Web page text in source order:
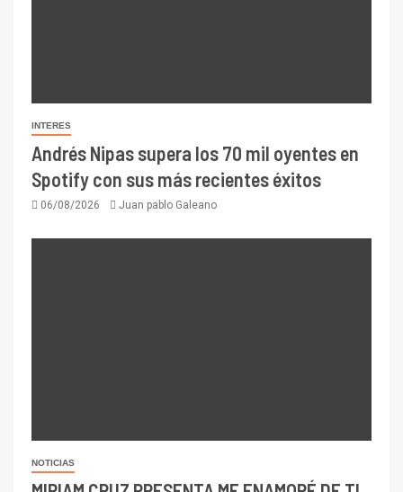
INTERES
Andrés Nipas supera los 70 mil oyentes en
Spotify con sus más recientes éxitos
06/08/2026 Juan pablo Galeano
NOTICIAS